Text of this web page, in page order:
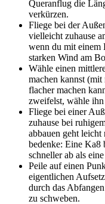
Queranflug die
verkürzen.
Fliege bei der
vielleicht zuhause
wenn du mit einem
starken Wind am
Wähle einen
machen kannst
flacher machen
zweifelst, wähle ihn
Fliege bei einer
zuhause bei
abbauen geht
bedenke: Eine Ka8
schneller ab als
Peile auf einen
eigentlichen
durch das
zu schweben.